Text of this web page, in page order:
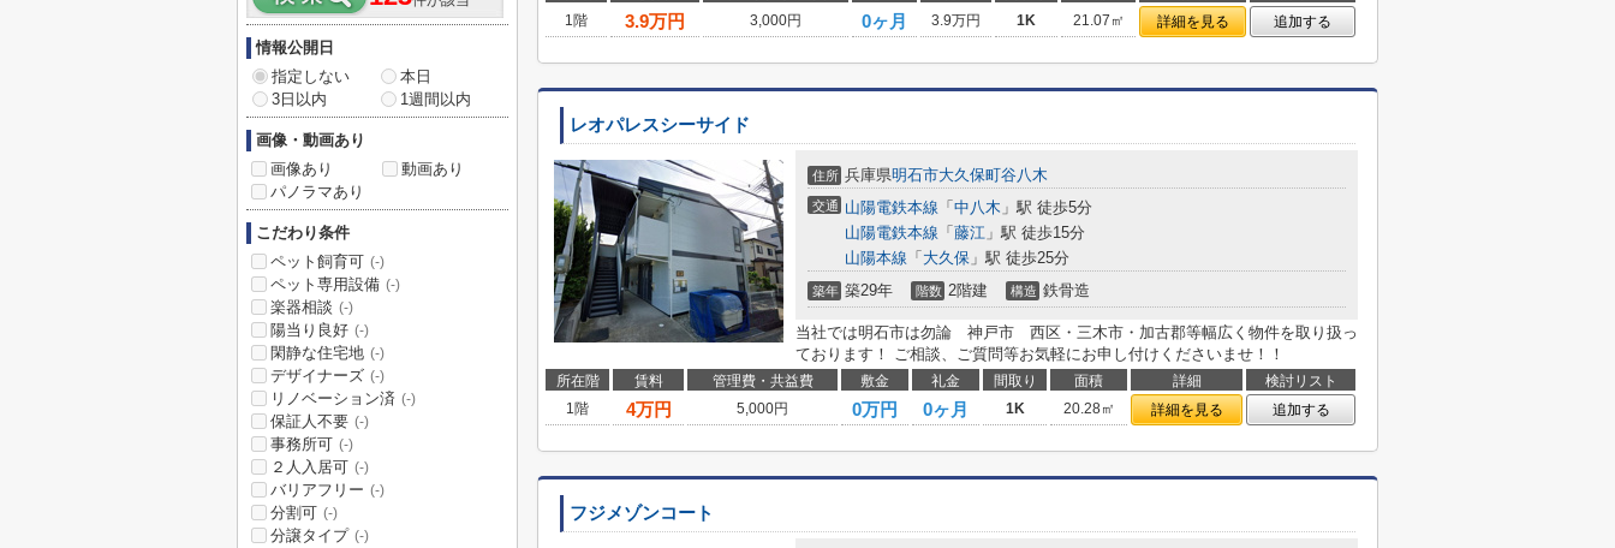
1階
3.9万円 3,000円 0ヶ月 3.9万円 1K 21.07㎡ 詳細を見る 追加する
レオパレスシーサイド
住所 兵庫県明石市大久保町谷八木
交通 山陽電鉄本線 「 中八木 」駅 徒歩5分
山陽電鉄本線 「 藤江 」駅 徒歩15分
山陽本線 「 大久保 」駅 徒歩25分
築年 築29年 階数 2階建 構造 鉄骨造
当社では明石市は勿論 神戸市 西区・三木市・加古郡等幅広く物件を取り扱っ
ております！ ご相談、ご質問等お気軽にお申し付けくださいませ！！
所在階 賃料 管理費・共益費 敷金 礼金 間取り 面積 詳細
検討リスト
1階
4万円 5,000円 0万円 0ヶ月 1K 20.28㎡ 詳細を見る 追加する
フジメゾンコート
情報公開日
指定しない
本日
3日以内
1週間以内
画像・動画あり
画像あり
動画あり
パノラマあり
こだわり条件
ペット飼育可 (-)
ペット専用設備 (-)
楽器相談 (-)
陽当り良好 (-)
閑静な住宅地 (-)
デザイナーズ (-)
リノベーション済 (-)
保証人不要 (-)
事務所可 (-)
２人入居可 (-)
バリアフリー (-)
分割可 (-)
分譲タイプ (-)